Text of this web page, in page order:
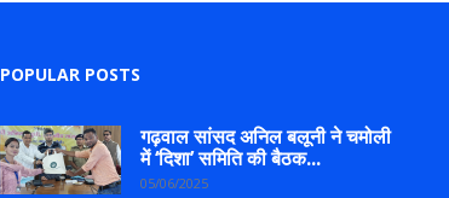
POPULAR POSTS
गढ़वाल सांसद अनिल बलूनी ने चमोली
में ‘दिशा’ समिति की बैठक...
05/06/2025